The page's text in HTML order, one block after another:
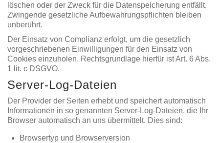
löschen oder der Zweck für die Datenspeicherung entfällt.
Zwingende gesetzliche Aufbewahrungspflichten bleiben
unberührt.
Der Einsatz von Complianz erfolgt, um die gesetzlich
vorgeschriebenen Einwilligungen für den Einsatz von
Cookies einzuholen. Rechtsgrundlage hierfür ist Art. 6 Abs.
1 lit. c DSGVO.
Server-Log-Dateien
Der Provider der Seiten erhebt und speichert automatisch
Informationen in so genannten Server-Log-Dateien, die Ihr
Browser automatisch an uns übermittelt. Dies sind:
Browsertyp und Browserversion